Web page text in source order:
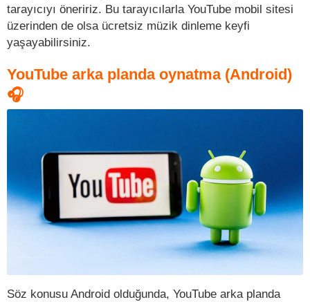
tarayıcıyı öneririz. Bu tarayıcılarla YouTube mobil sitesi
üzerinden de olsa ücretsiz müzik dinleme keyfi
yaşayabilirsiniz.
YouTube arka planda oynatma (Android)
🎧
Söz konusu Android olduğunda, YouTube arka planda